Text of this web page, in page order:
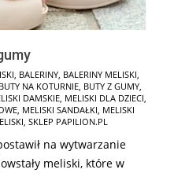
, BALERINY, BALERINY MELISKI,
BUTY NA KOTURNIE, BUTY Z GUMY,
DAMSKIE, MELISKI DLA DZIECI,
, MELISKI SANDAŁKI, MELISKI
, SKLEP PAPILION.PL
na wytwarzanie
meliski, które w